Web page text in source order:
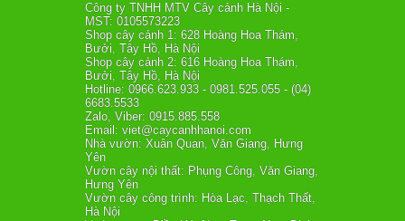
Công ty TNHH MTV Cây cảnh Hà Nội -
MST: 0105573223
Shop cây cảnh 1: 628 Hoàng Hoa Thám,
Bưởi, Tây Hồ, Hà Nội
Shop cây cảnh 2: 616 Hoàng Hoa Thám,
Bưởi, Tây Hồ, Hà Nội
Hotline: 0966.623.933 - 0981.525.055 - (04)
6683.5533
Zalo, Viber: 0915.885.558
Email: viet@caycanhhanoi.com
Nhà vườn: Xuân Quan, Văn Giang, Hưng
Yên
Vườn cây nội thất: Phụng Công, Văn Giang,
Hưng Yên
Vườn cây công trình: Hòa Lạc, Thạch Thất,
Hà Nội